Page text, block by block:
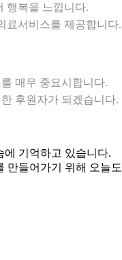
행복을 느낍니다.
료서비스를 제공합니다.
매우 중요시합니다.
후원자가 되겠습니다.
에 기억하고 있습니다.
만들어가기 위해 오늘도